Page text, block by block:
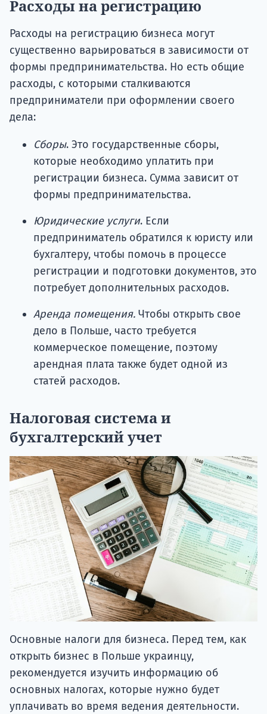
Расходы на регистрацию
Расходы на регистрацию бизнеса могут
существенно варьироваться в зависимости от
формы предпринимательства. Но есть общие
расходы, с которыми сталкиваются
предприниматели при оформлении своего
дела:
Сборы. Это государственные сборы,
которые необходимо уплатить при
регистрации бизнеса. Сумма зависит от
формы предпринимательства.
Юридические услуги. Если
предприниматель обратился к юристу или
бухгалтеру, чтобы помочь в процессе
регистрации и подготовки документов, это
потребует дополнительных расходов.
Аренда помещения. Чтобы открыть свое
дело в Польше, часто требуется
коммерческое помещение, поэтому
арендная плата также будет одной из
статей расходов.
Налоговая система и
бухгалтерский учет
Основные налоги для бизнеса. Перед тем, как
открыть бизнес в Польше украинцу,
рекомендуется изучить информацию об
основных налогах, которые нужно будет
уплачивать во время ведения деятельности.